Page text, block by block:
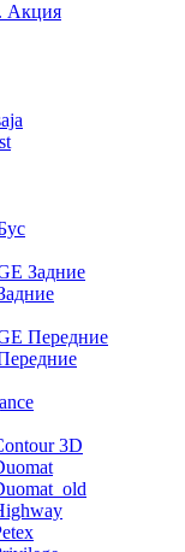
Акция
Задние
Передние
3D